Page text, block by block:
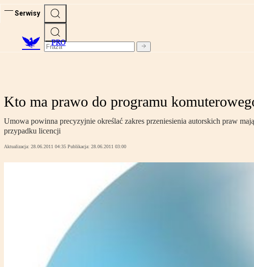
Serwisy
PRO
Kto ma prawo do programu
Umowa powinna precyzyjnie określać zakres przeniesienia autorskich praw
przypadku licencji
Aktualizacja: 28.06.2011 04:35 Publikacja: 28.06.2011 03:00